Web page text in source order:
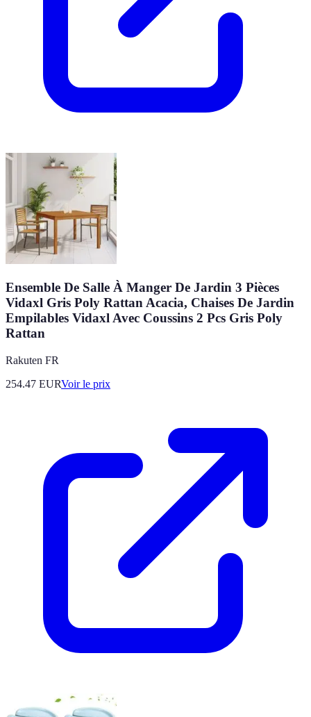
Ensemble De Salle À Manger De Jardin 3 Pièces
Vidaxl Gris Poly Rattan Acacia, Chaises De Jardin
Empilables Vidaxl Avec Coussins 2 Pcs Gris Poly
Rattan
Rakuten FR
254.47 EURVoir le prix